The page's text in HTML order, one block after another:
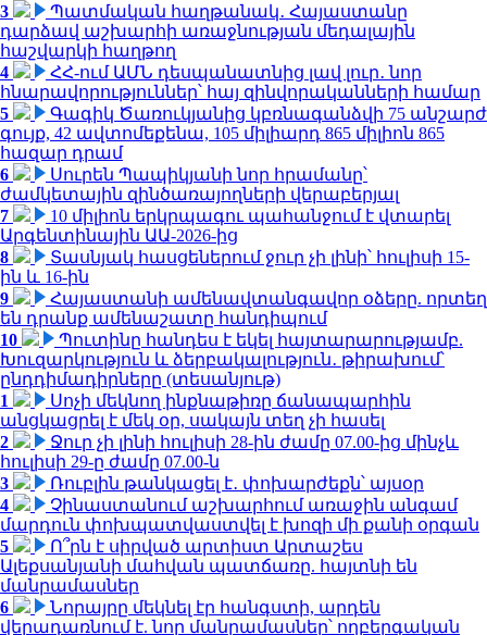
3
Պատմական հաղթանակ․ Հայաստանը
դարձավ աշխարհի առաջնության մեդալային
հաշվարկի հաղթող
4
ՀՀ-ում ԱՄՆ դեսպանատնից լավ լուր․ նոր
հնարավորություններ՝ հայ զինվորականների համար
5
Գագիկ Ծառուկյանից կբռնագանձվի 75 անշարժ
գույք, 42 ավտոմեքենա, 105 միլիարդ 865 միլիոն 865
հազար դրամ
6
Սուրեն Պապիկյանի նոր հրամանը՝
ժամկետային զինծառայողների վերաբերյալ
7
10 միլիոն երկրպագու պահանջում է վտարել
Արգենտինային ԱԱ-2026-ից
8
Տասնյակ հասցեներում ջուր չի լինի՝ հուլիսի 15-
ին և 16-ին
9
Հայաստանի ամենավտանգավոր օձերը. որտեղ
են դրանք ամենաշատը հանդիպում
10
Պուտինը հանդես է եկել հայտարարությամբ.
Խուզարկություն և ձերբակալություն․ թիրախում՝
ընդդիմադիրները (տեսանյութ)
1
Սոչի մեկնող ինքնաթիռը ճանապարհին
անցկացրել է մեկ օր, սակայն տեղ չի հասել
2
Ջուր չի լինի հուլիսի 28-ին ժամը 07.00-ից մինչև
հուլիսի 29-ը ժամը 07.00-ն
3
Ռուբլին թանկացել է․ փոխարժեքն՝ այսօր
4
Չինաստանում աշխարհում առաջին անգամ
մարդուն փոխպատվաստվել է խոզի մի քանի օրգան
5
Ո՞րն է սիրված արտիստ Արտաշես
Ալեքսանյանի մահվան պատճառը. հայտնի են
մանրամասներ
6
Նորայրը մեկնել էր հանգստի, արդեն
վերադառնում է. նոր մանրամասներ՝ ողբերգական